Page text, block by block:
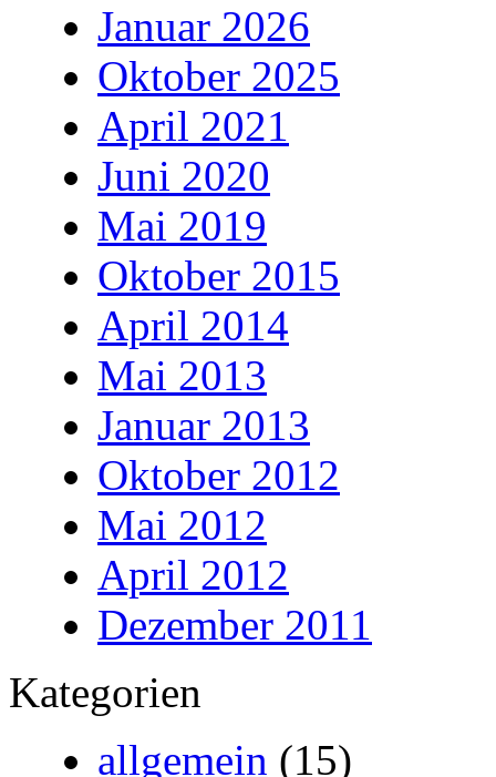
Januar 2026
Oktober 2025
April 2021
Juni 2020
Mai 2019
Oktober 2015
April 2014
Mai 2013
Januar 2013
Oktober 2012
Mai 2012
April 2012
Dezember 2011
Kategorien
allgemein (15)